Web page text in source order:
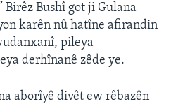
Birêz Bushî got ji Gulana
karên nû hatîne afirandin
pileya
derhînanê zêde ye.
aborîyê divêt ew rêbazên